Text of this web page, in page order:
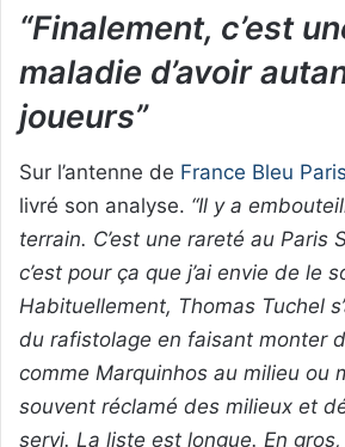
“Finalement, c’est
maladie d’avoir
joueurs”
Sur l’antenne de France Bleu Paris
livré son analyse. “Il y a
terrain. C’est une rareté au Paris
c’est pour ça que j’ai envie de le
Habituellement, Thomas Tuchel
du rafistolage en faisant monter
comme Marquinhos au milieu ou
souvent réclamé des milieux et
servi. La liste est longue. En